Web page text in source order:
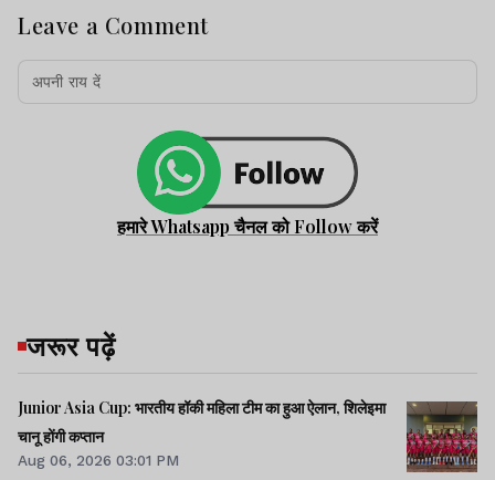
Leave a Comment
हमारे Whatsapp चैनल को Follow करें
जरूर पढ़ें
Junior Asia Cup: भारतीय हॉकी महिला टीम का हुआ ऐलान, शिलेइमा
चानू होंगी कप्तान
Aug 06, 2026 03:01 PM